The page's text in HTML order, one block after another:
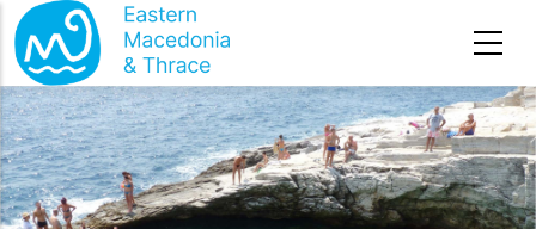
Aller au contenu principal